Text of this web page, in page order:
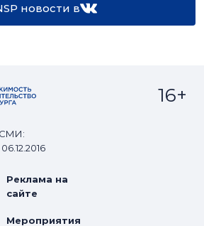
новости в
СМИ:
16+
Реклама на
сайте
Мероприятия